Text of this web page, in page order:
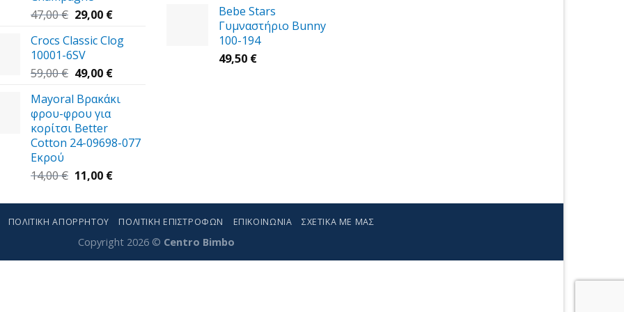
47,00€ Original
was:
47,00 €.
29,00 €Η
τιμή
29,00 €.
Crocs Classic Clog
10001-6SV
59,00€ Original
was:
59,00 €.
49,00 €Η
τιμή
Mayoral Βρακάκι
φρου-φρου για
κορίτσι Better
Cotton 24-09698-077
Εκρού
14,00€ Original
was:
14,00 €.
11,00 €Η
τιμή
είναι:
Bebe Stars
Γυμναστήριο Bunny
100-194
49,50 €
ΠΟΛΙΤΙΚΉ ΑΠΟΡΡΉΤΟΥ ΠΟΛΙΤΙΚΉ ΕΠΙΣΤΡΟΦΏΝ ΕΠΙΚΟΙΝΩΝΊΑ ΣΧΕΤΙΚΑ ΜΕ ΜΑΣ
Copyright 2026 © Centro Bimbo